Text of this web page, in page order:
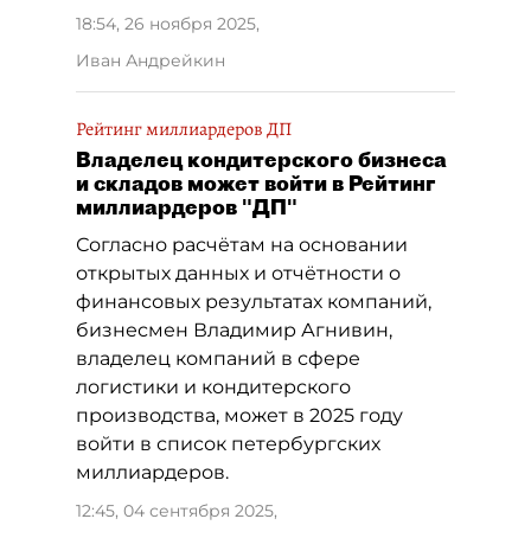
18:54, 26 ноября 2025,
Иван Андрейкин
Рейтинг миллиардеров ДП
Владелец кондитерского бизнеса
и складов может войти в Рейтинг
миллиардеров "ДП"
Согласно расчётам на основании
открытых данных и отчётности о
финансовых результатах компаний,
бизнесмен Владимир Агнивин,
владелец компаний в сфере
логистики и кондитерского
производства, может в 2025 году
войти в список петербургских
миллиардеров.
12:45, 04 сентября 2025,